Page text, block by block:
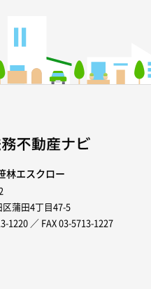
林エスクロー
蒲田4丁目47-5
1220 ／ FAX 03-5713-1227